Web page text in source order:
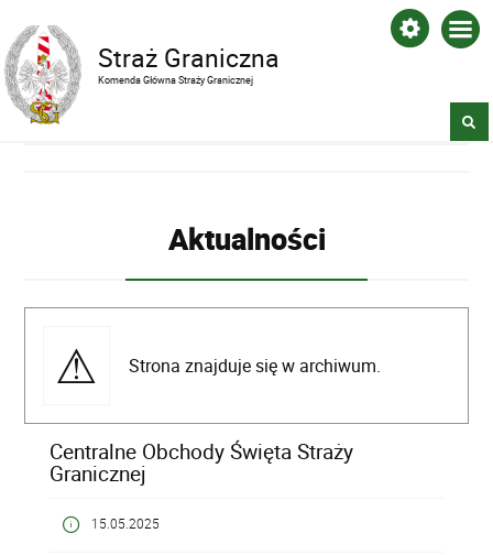
Straż Graniczna
Komenda Główna Straży Granicznej
Aktualności
Strona znajduje się w archiwum.
Centralne Obchody Święta Straży
Granicznej
15.05.2025